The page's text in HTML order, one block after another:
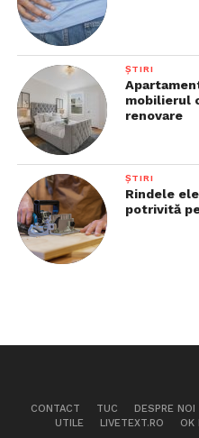
ȘTIRI
mobilierul
renovare
ȘTIRI
Rindele
potrivită
CONTACT TUC DESPRE NOI
UTILE
LIVETEXT.RO OK